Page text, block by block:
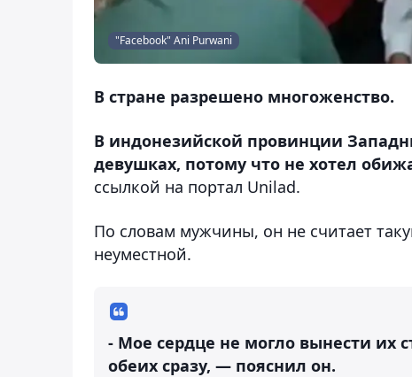
"Facebook" Ani Purwani
В стране разрешено многоженство.
В индонезийской провинции
девушках, потому что не хотел
ссылкой на портал Unilad.
По словам мужчины, он не считает
неуместной.
- Мое сердце не могло вынести их
обеих сразу, — пояснил он.